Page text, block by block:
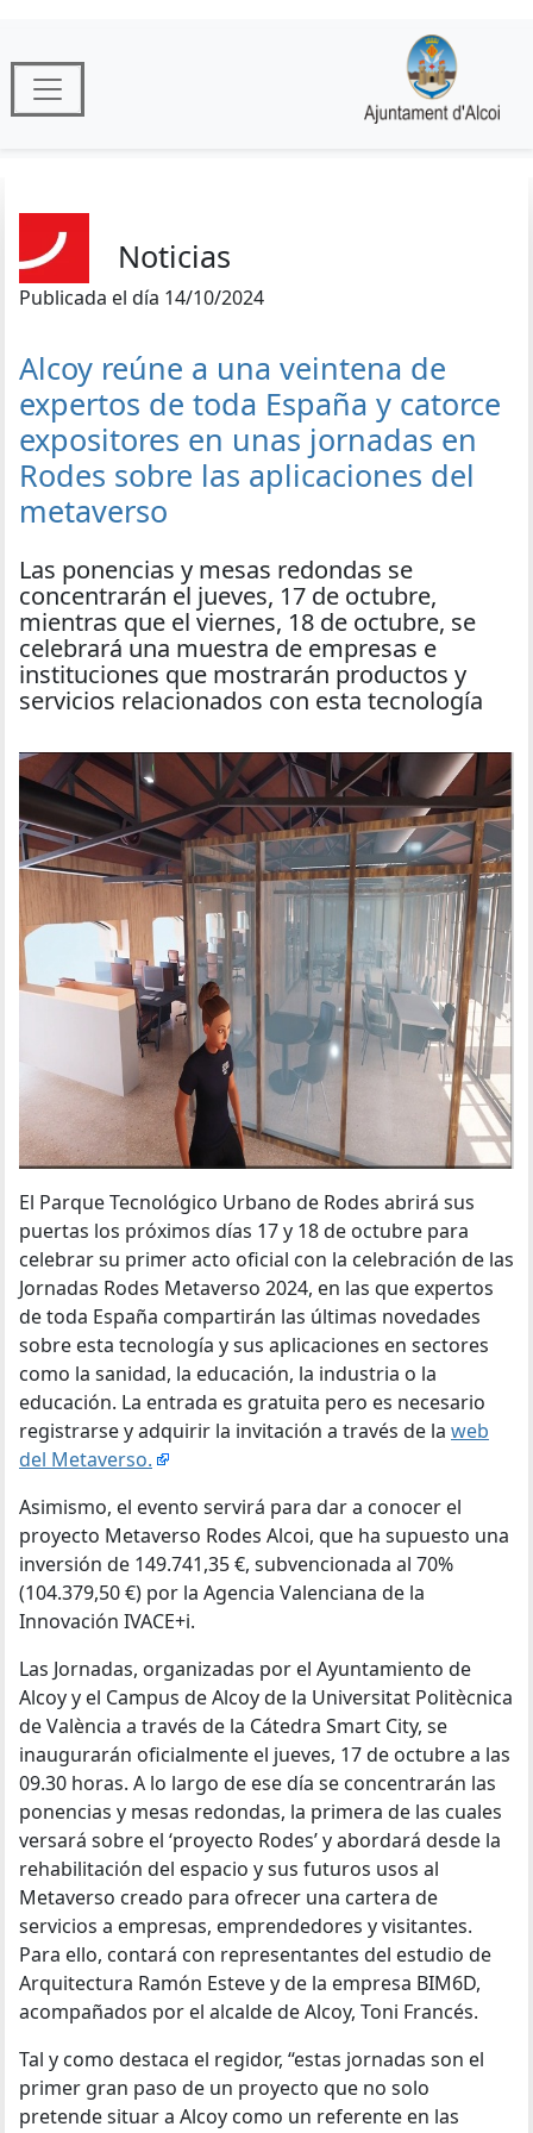
Noticias
Publicada el día 14/10/2024
Alcoy reúne a una veintena de
expertos de toda España y catorce
expositores en unas jornadas en
Rodes sobre las aplicaciones del
metaverso
Las ponencias y mesas redondas se
concentrarán el jueves, 17 de octubre,
mientras que el viernes, 18 de octubre, se
celebrará una muestra de empresas e
instituciones que mostrarán productos y
servicios relacionados con esta tecnología
El Parque Tecnológico Urbano de Rodes abrirá sus
puertas los próximos días 17 y 18 de octubre para
celebrar su primer acto oficial con la celebración de las
Jornadas Rodes Metaverso 2024, en las que expertos
de toda España compartirán las últimas novedades
sobre esta tecnología y sus aplicaciones en sectores
como la sanidad, la educación, la industria o la
educación. La entrada es gratuita pero es necesario
registrarse y adquirir la invitación a través de la web
del Metaverso.
Asimismo, el evento servirá para dar a conocer el
proyecto Metaverso Rodes Alcoi, que ha supuesto una
inversión de 149.741,35 €, subvencionada al 70%
(104.379,50 €) por la Agencia Valenciana de la
Innovación IVACE+i.
Las Jornadas, organizadas por el Ayuntamiento de
Alcoy y el Campus de Alcoy de la Universitat Politècnica
de València a través de la Cátedra Smart City, se
inaugurarán oficialmente el jueves, 17 de octubre a las
09.30 horas. A lo largo de ese día se concentrarán las
ponencias y mesas redondas, la primera de las cuales
versará sobre el ‘proyecto Rodes’ y abordará desde la
rehabilitación del espacio y sus futuros usos al
Metaverso creado para ofrecer una cartera de
servicios a empresas, emprendedores y visitantes.
Para ello, contará con representantes del estudio de
Arquitectura Ramón Esteve y de la empresa BIM6D,
acompañados por el alcalde de Alcoy, Toni Francés.
Tal y como destaca el regidor, “estas jornadas son el
primer gran paso de un proyecto que no solo
pretende situar a Alcoy como un referente en las